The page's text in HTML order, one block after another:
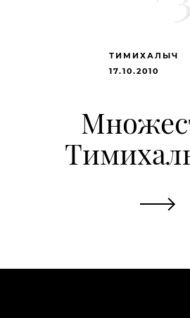
ТИМИХАЛЫЧ
17.10.2010